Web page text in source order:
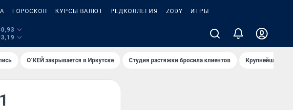
ГОРОСКОП КУРСЫ ВАЛЮТ РЕДКОЛЛЕГИЯ ZODY ИГРЫ
О`КЕЙ закрывается в Иркутске Студия растяжки бросила клиентов Крупнейшие